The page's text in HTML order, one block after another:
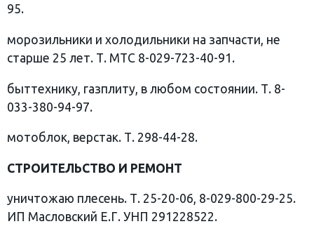
95.
морозильники и холодильники на запчасти, не
старше 25 лет. Т. МТС 8-029-723-40-91.
быттехнику, газплиту, в любом состоянии. Т. 8-
033-380-94-97.
мотоблок, верстак. Т. 298-44-28.
СТРОИТЕЛЬСТВО И РЕМОНТ
уничтожаю плесень. Т. 25-20-06, 8-029-800-29-25.
ИП Масловский Е.Г. УНП 291228522.